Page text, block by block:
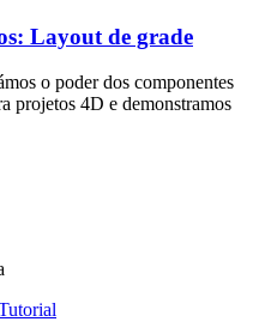
Layout de grade
o poder dos componentes
projetos 4D e demonstramos